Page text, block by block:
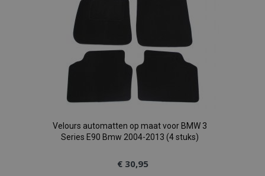
Velours automatten op maat voor BMW 3
Series E90 Bmw 2004-2013 (4 stuks)
€ 30,95